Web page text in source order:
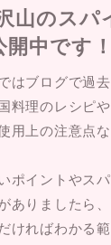
山のスパ
開中です！
はブログで過
料理のレシピ
用上の注意点
ポイントやス
ありましたら
ければわかる